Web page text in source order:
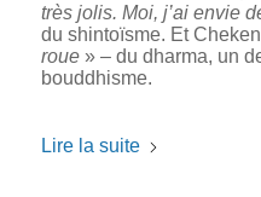
très jolis. Moi, j’ai envie
du shintoïsme. Et
roue» – du dharma, un
bouddhisme.
Lire la suite